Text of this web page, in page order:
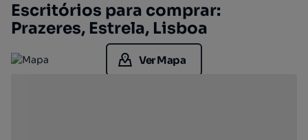
Escritórios para comprar:
Prazeres, Estrela, Lisboa
Ver Mapa